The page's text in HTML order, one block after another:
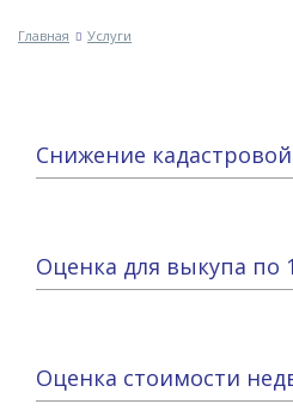
Главная Услуги
Снижение
Оценка для выкупа по
Оценка стоимости